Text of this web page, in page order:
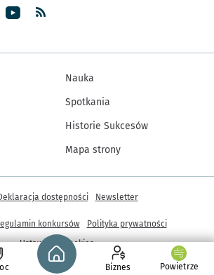
Strona główna - wroclaw.pl
Biznes Powietrze
Nauka
Spotkania
Historie Sukcesów
Mapa strony
2005-2026, ARAW S.A., Gmina Wrocław
dostępności Newsletter
konkursów
Polityka prywatności
Ustawienia cookies